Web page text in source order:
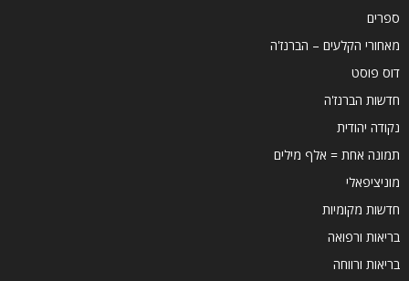
ספרים
מאחורי הקלעים – הברנז'ה
דוס פוסט
חדשות הברנז'ה
נקודה יהודית
תמונה אחת = אלף מילים
מוניציפאלי
חדשות מקומיות
בריאות ורפואה
בריאות ורווחה